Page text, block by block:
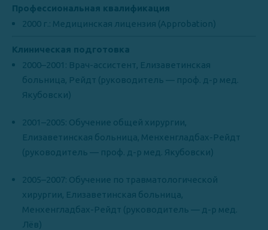
Профессиональная квалификация
2000 г.: Медицинская лицензия (Approbation)
Клиническая подготовка
2000–2001: Врач-ассистент, Елизаветинская
больница, Рейдт (руководитель — проф. д-р мед.
Якубовски)
2001–2005: Обучение общей хирургии,
Елизаветинская больница, Менхенгладбах-Рейдт
(руководитель — проф. д-р мед. Якубовски)
2005–2007: Обучение по травматологической
хирургии, Елизаветинская больница,
Менхенгладбах-Рейдт (руководитель — д-р мед.
Лёв)